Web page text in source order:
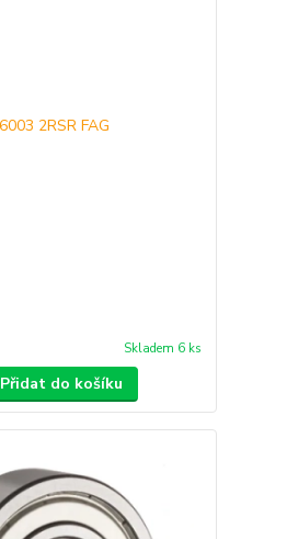
Skladem 6 ks
Přidat do košíku